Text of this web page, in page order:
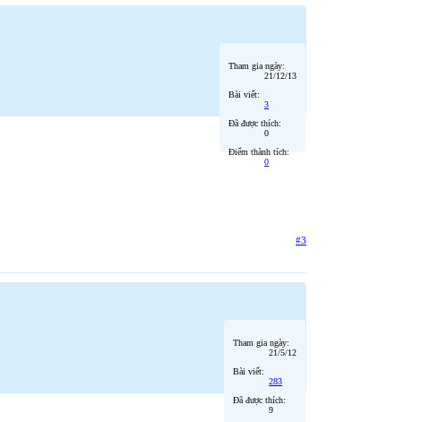
Tham gia ngày:
21/12/13
Bài viết:
3
Đã được thích:
0
Điểm thành tích:
0
#3
Tham gia ngày:
21/5/12
Bài viết:
283
Đã được thích:
9